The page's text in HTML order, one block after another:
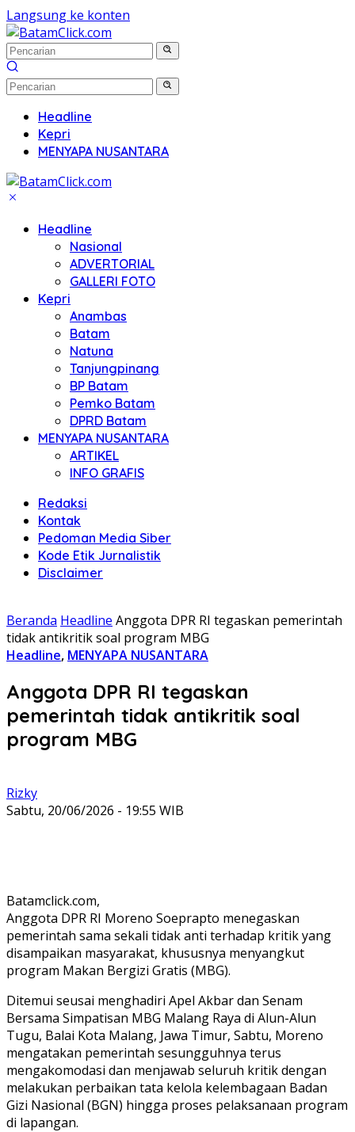
Langsung ke konten
Headline
Kepri
MENYAPA NUSANTARA
Headline
Nasional
ADVERTORIAL
GALLERI FOTO
Kepri
Anambas
Batam
Natuna
Tanjungpinang
BP Batam
Pemko Batam
DPRD Batam
MENYAPA NUSANTARA
ARTIKEL
INFO GRAFIS
Redaksi
Kontak
Pedoman Media Siber
Kode Etik Jurnalistik
Disclaimer
Beranda Headline Anggota DPR RI tegaskan pemerintah
tidak antikritik soal program MBG
Headline, MENYAPA NUSANTARA
Anggota DPR RI tegaskan
pemerintah tidak antikritik soal
program MBG
Rizky
Sabtu, 20/06/2026 - 19:55 WIB
Batamclick.com,
Anggota DPR RI Moreno Soeprapto menegaskan
pemerintah sama sekali tidak anti terhadap kritik yang
disampaikan masyarakat, khususnya menyangkut
program Makan Bergizi Gratis (MBG).
Ditemui seusai menghadiri Apel Akbar dan Senam
Bersama Simpatisan MBG Malang Raya di Alun-Alun
Tugu, Balai Kota Malang, Jawa Timur, Sabtu, Moreno
mengatakan pemerintah sesungguhnya terus
mengakomodasi dan menjawab seluruh kritik dengan
melakukan perbaikan tata kelola kelembagaan Badan
Gizi Nasional (BGN) hingga proses pelaksanaan program
di lapangan.